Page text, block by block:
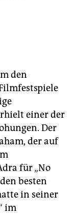
den
einer der
Der
der auf
für „No
besten
in seiner
im